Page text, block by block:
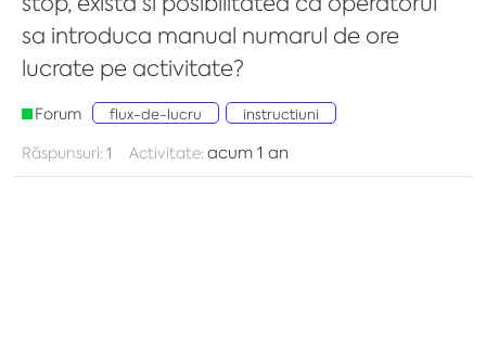
sa introduca manual numarul de ore
lucrate pe activitate?
Forum flux-de-lucru instructiuni
Răspunsuri: 1 Activitate: acum 1 an